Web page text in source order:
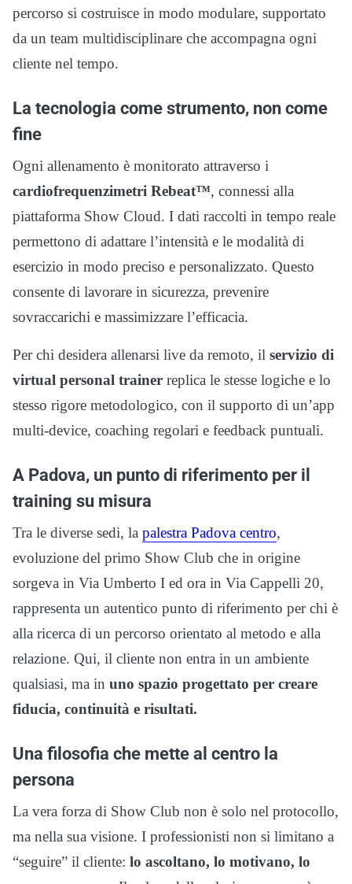
percorso si costruisce in modo modulare, supportato
da un team multidisciplinare che accompagna ogni
cliente nel tempo.
La tecnologia come strumento, non come
fine
Ogni allenamento è monitorato attraverso i
cardiofrequenzimetri Rebeat™, connessi alla
piattaforma Show Cloud. I dati raccolti in tempo reale
permettono di adattare l’intensità e le modalità di
esercizio in modo preciso e personalizzato. Questo
consente di lavorare in sicurezza, prevenire
sovraccarichi e massimizzare l’efficacia.
Per chi desidera allenarsi live da remoto, il servizio di
virtual personal trainer replica le stesse logiche e lo
stesso rigore metodologico, con il supporto di un’app
multi-device, coaching regolari e feedback puntuali.
A Padova, un punto di riferimento per il
training su misura
Tra le diverse sedi, la palestra Padova centro,
evoluzione del primo Show Club che in origine
sorgeva in Via Umberto I ed ora in Via Cappelli 20,
rappresenta un autentico punto di riferimento per chi è
alla ricerca di un percorso orientato al metodo e alla
relazione. Qui, il cliente non entra in un ambiente
qualsiasi, ma in uno spazio progettato per creare
fiducia, continuità e risultati.
Una filosofia che mette al centro la
persona
La vera forza di Show Club non è solo nel protocollo,
ma nella sua visione. I professionisti non si limitano a
“seguire” il cliente: lo ascoltano, lo motivano, lo